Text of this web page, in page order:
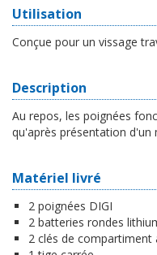
Utilisation
Conçue pour un vissage
Description
Au repos, les poignées
qu'après présentation d'un
Matériel livré
2 poignées DIGI
2 batteries rondes
2 clés de compartiment